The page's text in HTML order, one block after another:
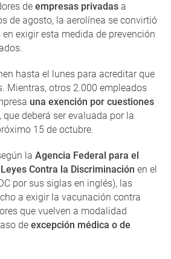
de empresas privadas a
de agosto, la aerolínea se convirtió
exigir esta medida de prevención
hasta el lunes para acreditar que
Mientras, otros 2.000 empleados
una exención por cuestiones
que deberá ser evaluada por la
15 de octubre.
la Agencia Federal para el
Contra la Discriminación en el
por sus siglas en inglés), las
a exigir la vacunación contra
que vuelven a modalidad
de excepción médica o de